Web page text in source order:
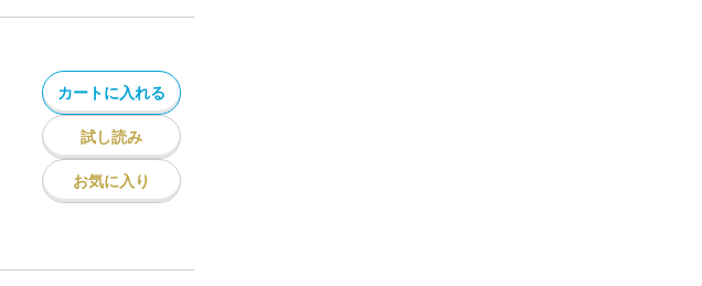
カートに入れる
試し読み
お気に入り